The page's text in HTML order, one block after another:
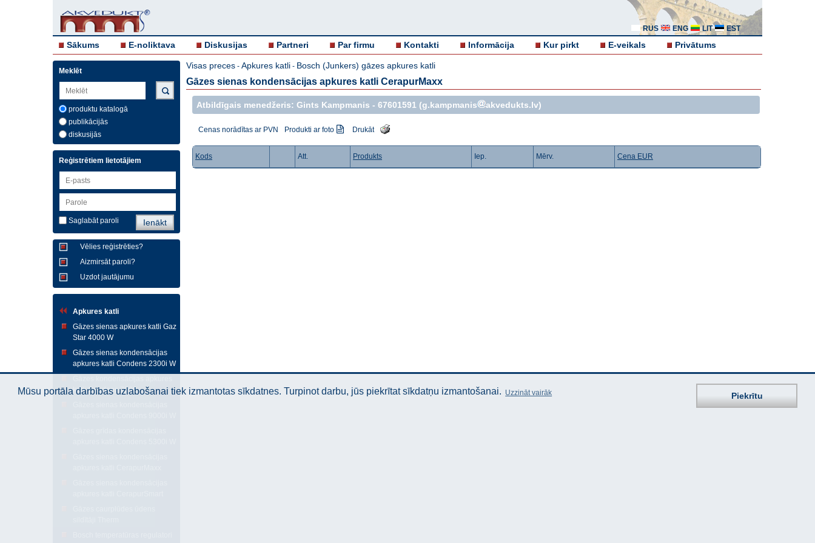
RUS ENG LIT EST
Sākums E-noliktava Diskusijas Partneri Par firmu Kontakti Informācija Kur pirkt E-veikals Privātums
Meklēt
produktu katalogā
publikācijās
diskusijās
Reģistrētiem lietotājiem
Saglabāt paroli
Vēlies reģistrēties?
Aizmirsāt paroli?
Uzdot jautājumu
Apkures katli
Gāzes sienas apkures katli Gaz
Star 4000 W
Gāzes sienas kondensācijas
apkures katli Condens 2300i W
katli Condens 7000
Visas preces - Apkures katli - Bosch (Junkers) gāzes apkures katli
Gāzes sienas kondensācijas apkures katli CerapurMaxx
Atbildīgais menedžeris: Gints Kampmanis - 67601591 (g.kampmanis akvedukts.lv)
Cenas norādītas ar PVN Produkti ar foto Drukāt
Kods Att. Produkts Iep. Mērv. Cena EUR
Mūsu portāla darbības uzlabošanai tiek izmantotas sīkdatnes. Turpinot darbu, jūs piekrītat sīkdatņu izmantošanai. Uzzināt vairāk Piekrītu